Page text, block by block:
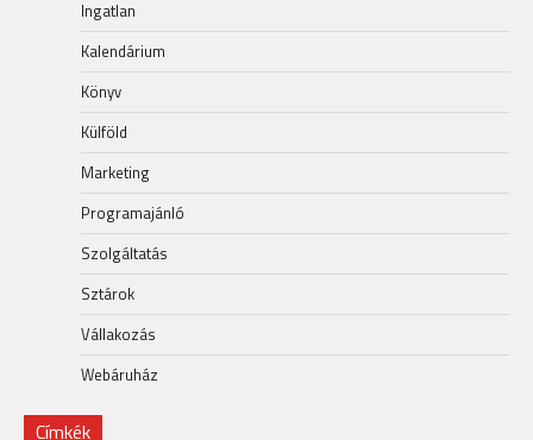
Ingatlan
Kalendárium
Könyv
Külföld
Marketing
Programajánló
Szolgáltatás
Sztárok
Vállakozás
Webáruház
Címkék